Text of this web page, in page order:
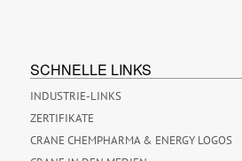
SCHNELLE LINKS
INDUSTRIE-LINKS
ZERTIFIKATE
CRANE CHEMPHARMA & ENERGY LOGOS